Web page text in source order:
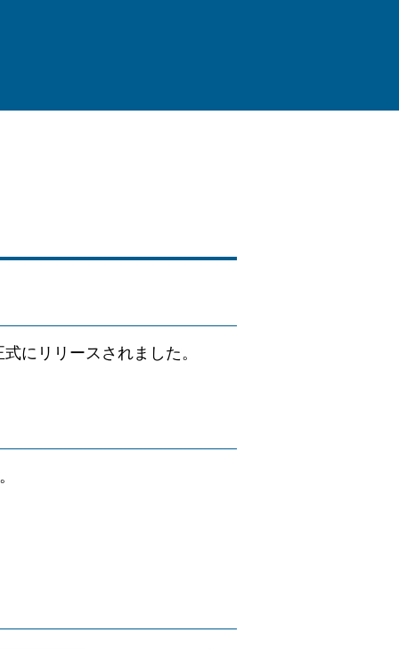
にリリースされました。